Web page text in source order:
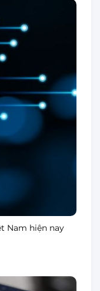
Nam hiện nay